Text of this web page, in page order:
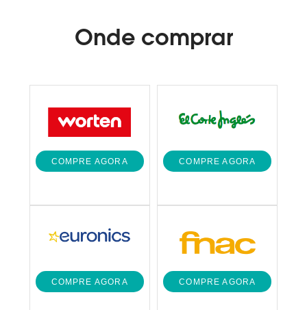
Onde comprar
COMPRE AGORA COMPRE AGORA
COMPRE AGORA COMPRE AGORA